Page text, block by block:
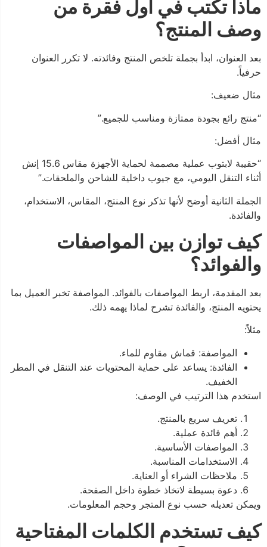
ماذا تكتب في أول فقرة من
وصف المنتج؟
بعد العنوان، ابدأ بجملة تلخص المنتج وفائدته. لا تكرر العنوان
حرفياً.
مثال ضعيف:
“منتج رائع بجودة ممتازة ومناسب للجميع.”
مثال أفضل:
“حقيبة لابتوب عملية مصممة لحماية الأجهزة مقاس 15.6 إنش
أثناء التنقل اليومي، مع جيوب داخلية للشاحن والملحقات.”
الجملة الثانية أوضح لأنها تذكر نوع المنتج، المقاس، الاستخدام،
والفائدة.
كيف توازن بين المواصفات
والفوائد؟
بعد المقدمة، اربط المواصفات بالفوائد. المواصفة تخبر العميل بما
يحتويه المنتج، والفائدة تشرح لماذا يهمه ذلك.
مثلاً:
المواصفة: قماش مقاوم للماء.
الفائدة: يساعد على حماية المحتويات عند التنقل في المطر
الخفيف.
استخدم هذا الترتيب في الوصف:
تعريف سريع بالمنتج.
أهم فائدة عملية.
المواصفات الأساسية.
الاستخدامات المناسبة.
ملاحظات الشراء أو العناية.
دعوة بسيطة لاتخاذ خطوة داخل الصفحة.
ويمكن تعديله حسب نوع المتجر وحجم المعلومات.
كيف تستخدم الكلمات المفتاحية